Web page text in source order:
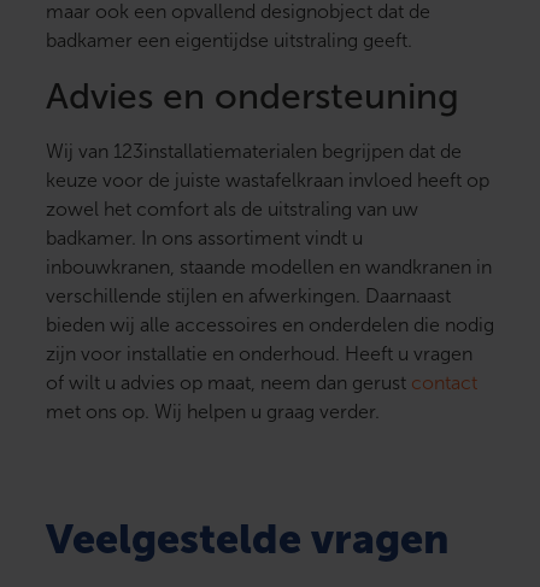
maar ook een opvallend designobject dat de
badkamer een eigentijdse uitstraling geeft.
Advies en ondersteuning
Wij van 123installatiematerialen begrijpen dat de
keuze voor de juiste wastafelkraan invloed heeft op
zowel het comfort als de uitstraling van uw
badkamer. In ons assortiment vindt u
inbouwkranen, staande modellen en wandkranen in
verschillende stijlen en afwerkingen. Daarnaast
bieden wij alle accessoires en onderdelen die nodig
zijn voor installatie en onderhoud. Heeft u vragen
of wilt u advies op maat, neem dan gerust contact
met ons op. Wij helpen u graag verder.
Veelgestelde vragen